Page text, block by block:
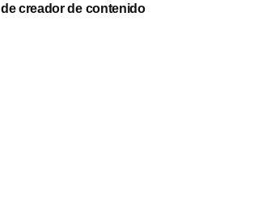
de creador de contenido